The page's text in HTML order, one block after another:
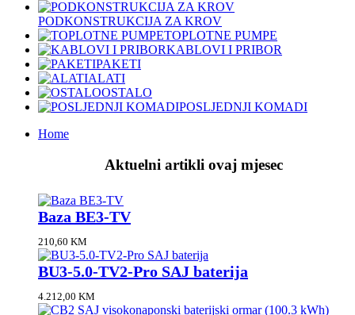
PODKONSTRUKCIJA ZA KROV
TOPLOTNE PUMPE
KABLOVI I PRIBOR
PAKETI
ALATI
OSTALO
POSLJEDNJI KOMADI
Home
Aktuelni artikli ovaj mjesec
Baza BE3-TV
210,60 KM
BU3-5.0-TV2-Pro SAJ baterija
4.212,00 KM